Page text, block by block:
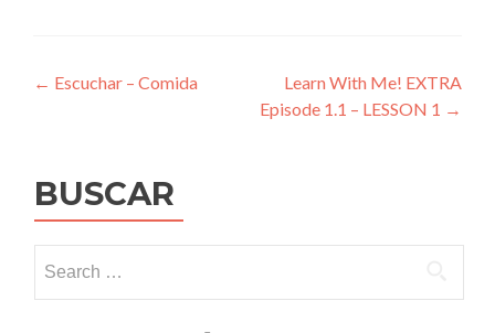
Post
← Escuchar – Comida
Learn With Me! EXTRA
Episode 1.1 – LESSON 1 →
BUSCAR
for: